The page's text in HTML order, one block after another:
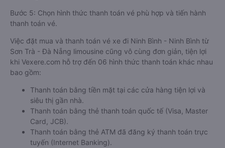
Bước 5: Chọn hình thức thanh toán vé phù hợp và tiến hành
thanh toán vé.
Việc đặt mua và thanh toán vé xe đi Ninh Bình - Ninh Bình từ
Sơn Trà - Đà Nẵng limousine cũng vô cùng đơn giản, tiện lợi
khi Vexere.com hỗ trợ đến 06 hình thức thanh toán khác nhau
bao gồm:
Thanh toán bằng tiền mặt tại các cửa hàng tiện lợi và
siêu thị gần nhà.
Thanh toán bằng thẻ thanh toán quốc tế (Visa, Master
Card, JCB).
Thanh toán bằng thẻ ATM đã đăng ký thanh toán trực
tuyến (Internet Banking).